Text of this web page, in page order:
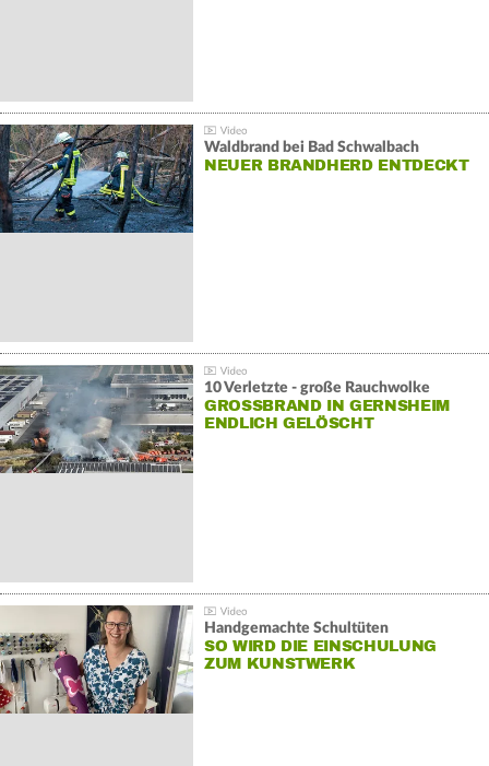
Waldbrand bei Bad Schwalbach
NEUER BRANDHERD ENTDECKT
10 Verletzte - große Rauchwolke
GROSSBRAND IN GERNSHEIM E
NDLICH GELÖSCHT
Handgemachte Schultüten
SO WIRD DIE EINSCHULUNG
ZUM KUNSTWERK